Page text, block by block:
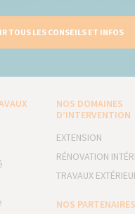
TOUS LES CONSEILS ET INFOS
NOS DOMAINES
D’INTERVENTION
EXTENSION
RÉNOVATION
TRAVAUX
NOS PARTENAIRES